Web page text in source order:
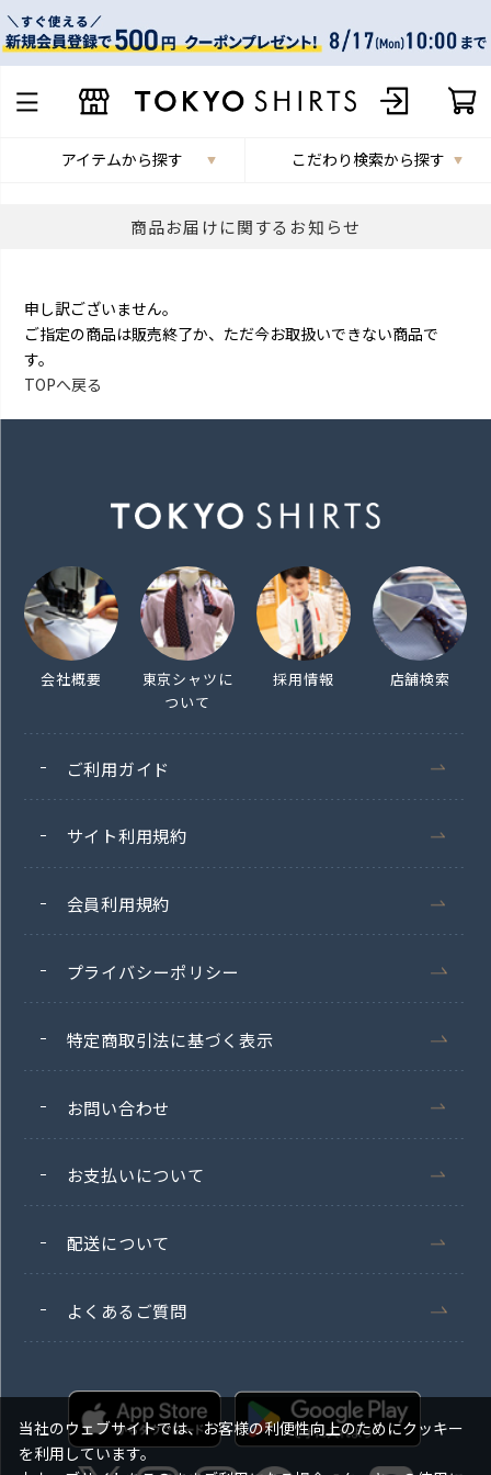
アイテムから探す こだわり検索から探す
商品お届けに関するお知らせ
申し訳ございません。
ご指定の商品は販売終了か、ただ今お取扱いできない商品で
す。
TOPへ戻る
会社概要
東京シャツに
ついて
採用情報 店舗検索
ご利用ガイド
サイト利用規約
会員利用規約
プライバシーポリシー
特定商取引法に基づく表示
お問い合わせ
お支払いについて
配送について
よくあるご質問
当社のウェブサイトでは、お客様の利便性向上のためにクッキー
を利用しています。